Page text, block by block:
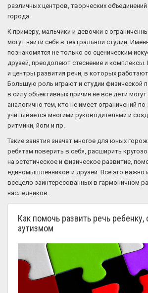
различных центров, творческих
города.
К примеру, мальчики и девочки с
могут найти себя в театральной студии.
познакомятся не только со сценическим
друзей, преодолеют стеснение и
и центры развития речи, в которых
Большую роль играют и студии физической
в силу объективных причин не все дети
аналогично тем, кто не имеет ограничений
учитывается многими руководителями и
ритмики, йоги и пр.
Такие занятия значат многое для юных
ребятам поверить в себя, расширить
на эстетическое и физическое развитие,
единомышленников и друзей. Все это важно
всецело заинтересованных в гармоничном
наследников.
Как помочь развить речь
аутизмом